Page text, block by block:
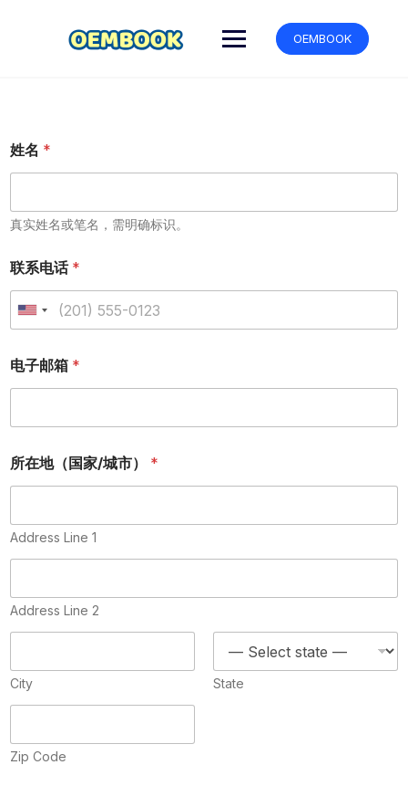
OEMBOOK
姓名 *
真实姓名或笔名，需明确标识。
联系电话 *
U
n
t
a
t
e
+
1
电子邮箱 *
所在地（国家/城市） *
Address Line 1
Address Line 2
City State
Zip Code